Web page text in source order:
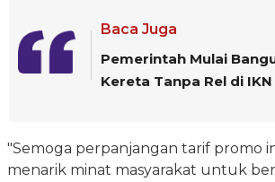
Baca Juga
Pemerintah Mulai
Kereta Tanpa Rel di IKN
"Semoga perpanjangan tarif promo
menarik minat masyarakat untuk